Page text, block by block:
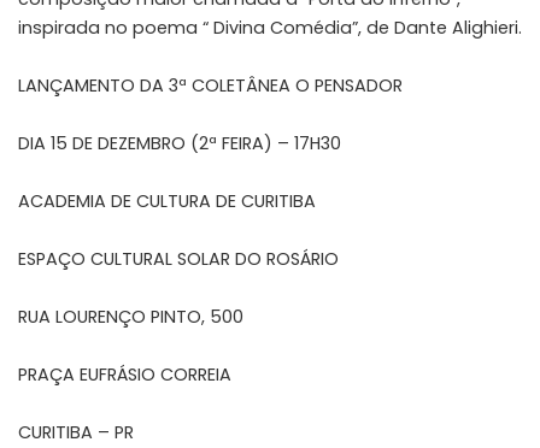
inspirada no poema “ Divina Comédia”, de Dante Alighieri.
LANÇAMENTO DA 3ª COLETÂNEA O PENSADOR
DIA 15 DE DEZEMBRO (2ª FEIRA) – 17H30
ACADEMIA DE CULTURA DE CURITIBA
ESPAÇO CULTURAL SOLAR DO ROSÁRIO
RUA LOURENÇO PINTO, 500
PRAÇA EUFRÁSIO CORREIA
CURITIBA – PR